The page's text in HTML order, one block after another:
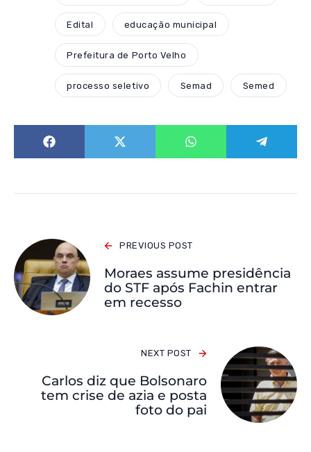
Edital educação municipal
Prefeitura de Porto Velho
processo seletivo Semad Semed
PREVIOUS POST
Moraes assume presidência
do STF após Fachin entrar
em recesso
NEXT POST
Carlos diz que Bolsonaro
tem crise de azia e posta
foto do pai